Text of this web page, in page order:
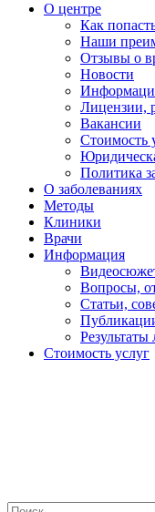
О центре
Как
Наши
Отзывы о
Новости
Лицензии,
Вакансии
Стоимость
Политика
О заболеваниях
Методы
Клиники
Врачи
Информация
Вопросы,
Статьи,
Результаты
Стоимость услуг